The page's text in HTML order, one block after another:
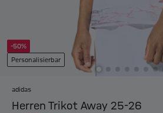
-50%
Personalisierbar
adidas
Herren Trikot Away 25-26